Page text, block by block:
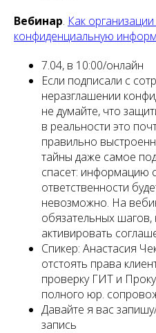
Вебинар. Как
конфиденциальную
7.04, в 10:00/онлайн
Если подписали с
неразглашении
не думайте, что
в реальности это
правильно
тайны даже самое
спасет: информацию
ответственности
невозможно. На
обязательных
активировать
Спикер: Анастасия
отстоять права
проверку ГИТ и
полного юр.
Давайте я вас
запись